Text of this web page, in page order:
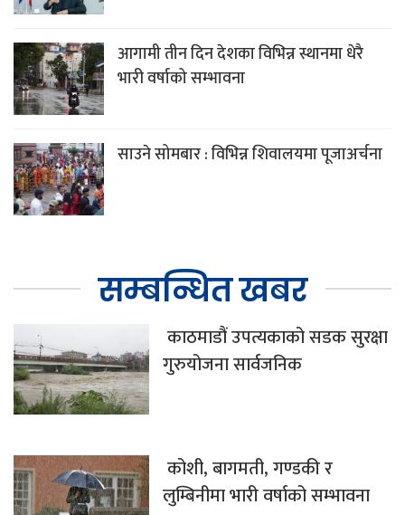
आगामी तीन दिन देशका विभिन्न स्थानमा धेरै
भारी वर्षाको सम्भावना
साउने सोमबार : विभिन्न शिवालयमा पूजाअर्चना
सम्बन्धित खबर
काठमाडौं उपत्यकाको सडक सुरक्षा
गुरुयोजना सार्वजनिक
कोशी, बागमती, गण्डकी र
लुम्बिनीमा भारी वर्षाको सम्भावना